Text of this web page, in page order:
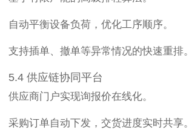
自动平衡设备负荷，优化工序顺序。
支持插单、撤单等异常情况的快速重排。
5.4 供应链协同平台
供应商门户实现询报价在线化。
采购订单自动下发，交货进度实时共享。